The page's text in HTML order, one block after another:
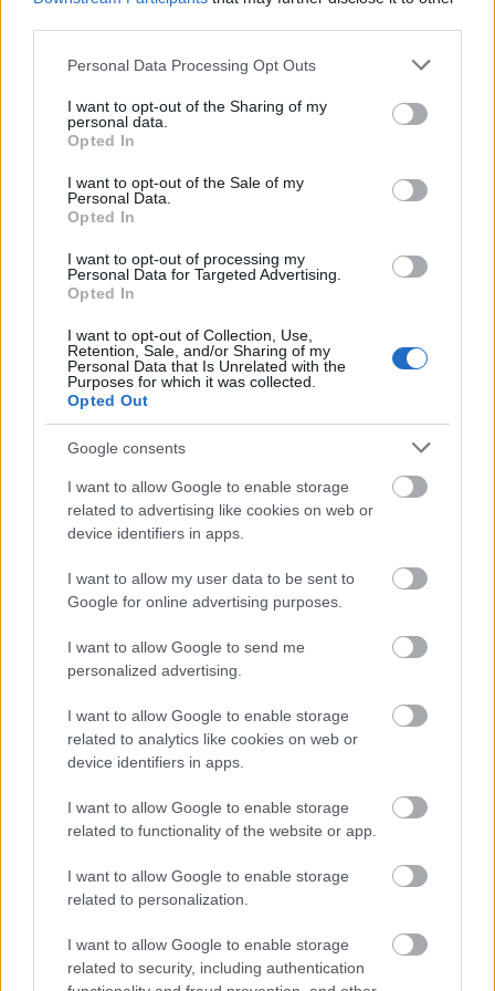
Please note that this website/app uses one or more Google
not limited to your visit or usage behaviour. You may click to
grant or deny consent to Google and its third-party tags to
use your data for below specified purposes in below Google
consent section.
Personal Data Processing Opt Outs
I want to opt-out of the Sharing of my
personal data.
Opted In
I want to opt-out of the Sale of my
Personal Data.
Opted In
I want to opt-out of processing my
Personal Data for Targeted Advertising.
Opted In
I want to opt-out of Collection, Use,
Retention, Sale, and/or Sharing of my
Personal Data that Is Unrelated with the
Purposes for which it was collected.
Opted Out
Google consents
I want to allow Google to enable storage
related to advertising like cookies on web or
device identifiers in apps.
I want to allow my user data to be sent to
Google for online advertising purposes.
I want to allow Google to send me
personalized advertising.
I want to allow Google to enable storage
related to analytics like cookies on web or
device identifiers in apps.
I want to allow Google to enable storage
related to functionality of the website or app.
I want to allow Google to enable storage
related to personalization.
I want to allow Google to enable storage
related to security, including authentication
érvelt.
Rambaldiról közismert volt, hogy tökélyre
vitte a filmes trükköket. Lucio Fulci 1971-es
Una lucertola con la pelle di donna című
munkájában olyan hitelesek voltak a kutya-
kínzással kapcsolatos jelenetek, hogy a
filmrendezőt bíróság elé citálták. Fulci úgy
menekült meg a börtöntől, hogy az
effektusguru a bíróság előtt bebizonyította:
nem igazi állatokkal forgattak.
További fontosabb munkái között szerepelt
a Harmadik típusú találkozások, a Dűne,
Dario Argento Profondo rosso (Mélyvörös)
című horrorja vagy a Birtoklás című francia
horror Isabelle Adjanival és Sam Neill-lel.
Forrás:MTI
Amerika Olaszország Film Gyász Hollywoodi filmipar
SZEMBE MERSZ NÉZNI AZZAL, AKIVÉ
VÁLHATTÁL VOLNA?